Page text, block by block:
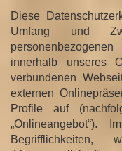
Diese
Umfang und
innerhalb unseres
verbundenen
externen
Profile auf
„Onlineangebot“).
Begrifflichkeiten,